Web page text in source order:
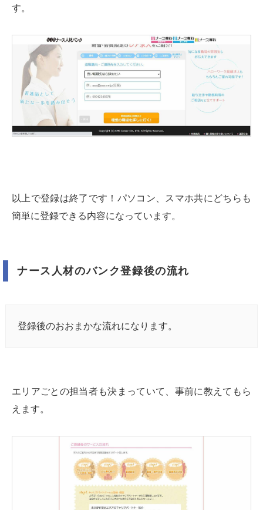
す。
以上で登録は終了です！パソコン、スマホ共にどちらも
簡単に登録できる内容になっています。
ナース人材のバンク登録後の流れ
登録後のおおまかな流れになります。
エリアごとの担当者も決まっていて、事前に教えてもら
えます。